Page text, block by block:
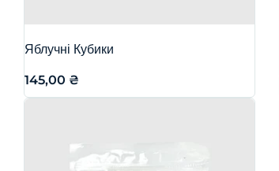
Яблучні Кубики
145,00 ₴